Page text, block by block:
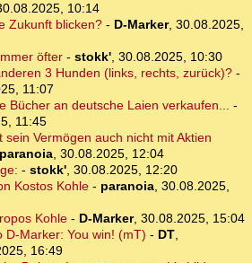
10:14
Zukunft blicken?- D-Marker, 30.08.2025,
öfter- stokk', 30.08.2025, 10:30
3 Hunden (links, rechts, zurück)?-
11:07
Bücher an deutsche Laien verkaufen... -
11:45
sein Vermögen auch nicht mit Aktien
paranoia, 30.08.2025, 12:04
- stokk', 30.08.2025, 12:20
Kostos Kohle- paranoia, 30.08.2025,
Kohle- D-Marker, 30.08.2025, 15:04
D-Marker: You win! (mT) - DT,
16:49